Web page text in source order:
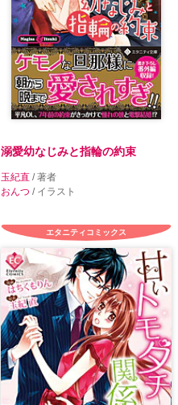
溺愛幼なじみと指輪の約束
玉紀直 / 著者
おんつ / イラスト
エタニティコミックス